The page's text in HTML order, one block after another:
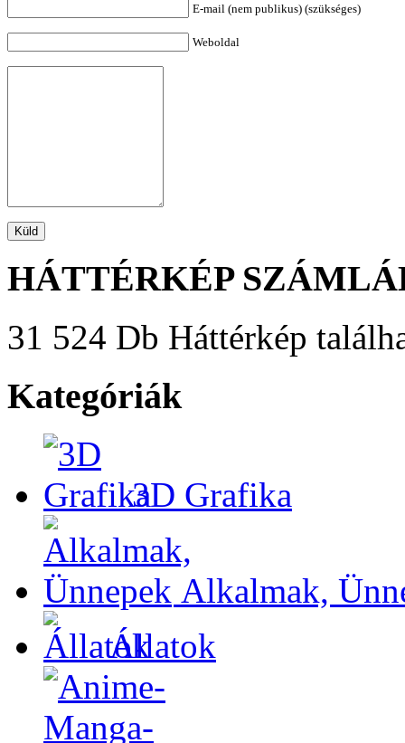
E-mail (nem publikus) (szükséges)
Weboldal
HÁTTÉRKÉP
31 524 Db Háttérkép
Kategóriák
3D Grafika
Alkalmak,
Állatok